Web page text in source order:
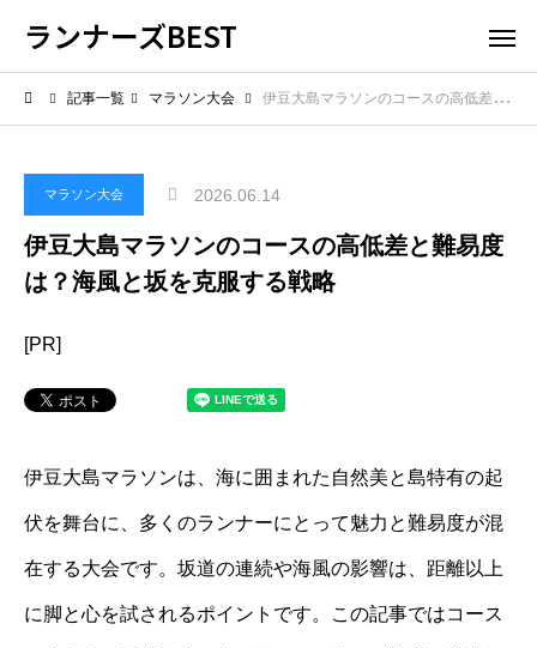
ランナーズBEST
記事一覧 マラソン大会 伊豆大島マラソンのコースの高低差と難易度は？海風と坂を克服する戦略
マラソン大会 2026.06.14
伊豆大島マラソンのコースの高低差と難易度
は？海風と坂を克服する戦略
[PR]
伊豆大島マラソンは、海に囲まれた自然美と島特有の起
伏を舞台に、多くのランナーにとって魅力と難易度が混
在する大会です。坂道の連続や海風の影響は、距離以上
に脚と心を試されるポイントです。この記事ではコース